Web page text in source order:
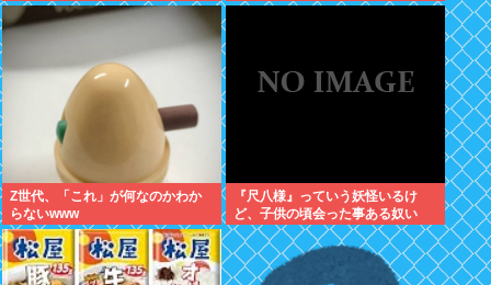
Z世代、「これ」が何なのかわか
らないwww
『尺八様』っていう妖怪いるけ
ど、子供の頃会った事ある奴い
る？？